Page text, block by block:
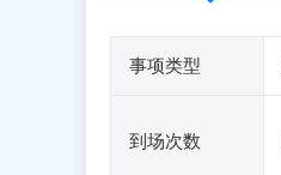
事项类型
到场次数